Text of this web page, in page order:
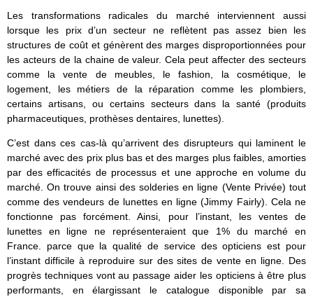
Les transformations radicales du marché interviennent aussi
lorsque les prix d’un secteur ne reflètent pas assez bien les
structures de coût et génèrent des marges disproportionnées pour
les acteurs de la chaine de valeur. Cela peut affecter des secteurs
comme la vente de meubles, le fashion, la cosmétique, le
logement, les métiers de la réparation comme les plombiers,
certains artisans, ou certains secteurs dans la santé (produits
pharmaceutiques, prothèses dentaires, lunettes).
C’est dans ces cas-là qu’arrivent des disrupteurs qui laminent le
marché avec des prix plus bas et des marges plus faibles, amorties
par des efficacités de processus et une approche en volume du
marché. On trouve ainsi des solderies en ligne (Vente Privée) tout
comme des vendeurs de lunettes en ligne (Jimmy Fairly). Cela ne
fonctionne pas forcément. Ainsi, pour l’instant, les ventes de
lunettes en ligne ne représenteraient que 1% du marché en
France. parce que la qualité de service des opticiens est pour
l’instant difficile à reproduire sur des sites de vente en ligne. Des
progrès techniques vont au passage aider les opticiens à être plus
performants, en élargissant le catalogue disponible par sa